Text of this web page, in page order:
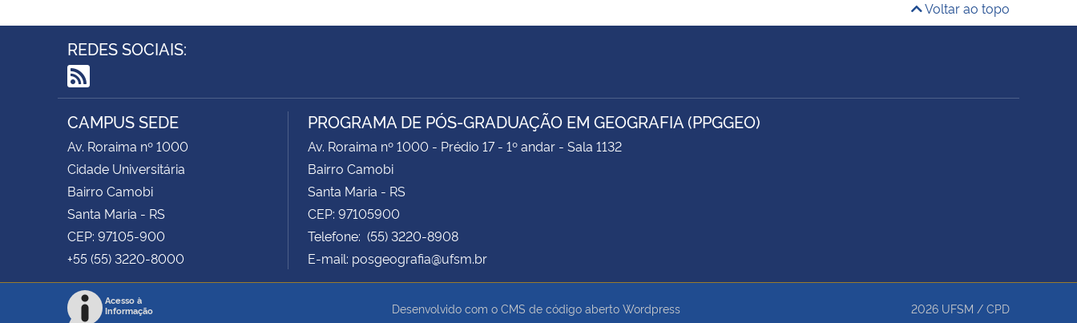
Voltar ao topo
REDES SOCIAIS:
RSS
CAMPUS SEDE
Av. Roraima nº 1000
Cidade Universitária
Bairro Camobi
Santa Maria - RS
CEP: 97105-900
+55 (55) 3220-8000
PROGRAMA DE PÓS-GRADUAÇÃO EM GEOGRAFIA (PPGGEO)
Av. Roraima nº 1000 - Prédio 17 - 1º andar - Sala 1132
Bairro Camobi
Santa Maria - RS
CEP: 97105900
Telefone: (55) 3220-8908
E-mail: posgeografia@ufsm.br
Acesso à
Informação
Desenvolvido com o CMS de código aberto Wordpress 2026 UFSM / CPD